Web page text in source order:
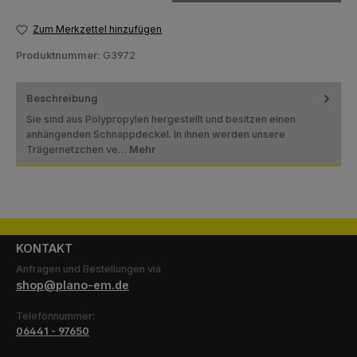
Zum Merkzettel hinzufügen
Produktnummer: G3972
Beschreibung
Sie sind aus Polypropylen hergestellt und besitzen einen
anhängenden Schnappdeckel. In ihnen werden unsere
Trägernetzchen ve… Mehr
KONTAKT
Anfragen und Bestellungen via
shop@plano-em.de
Telefonnummer:
06441 - 97650